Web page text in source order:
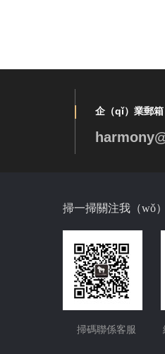
企（qǐ）業郵箱
掃一掃關注我（wǒ
掃碼聯係客服